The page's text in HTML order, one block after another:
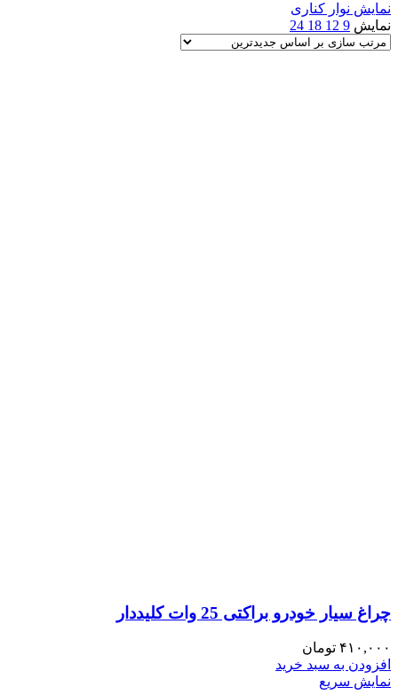
نمایش نوار کناری
نمایش 9
12
18
24
چراغ سیار خودرو براکتی 25 وات کلیددار
۴۱۰,۰۰۰ تومان
افزودن به سبد خرید
نمایش سریع